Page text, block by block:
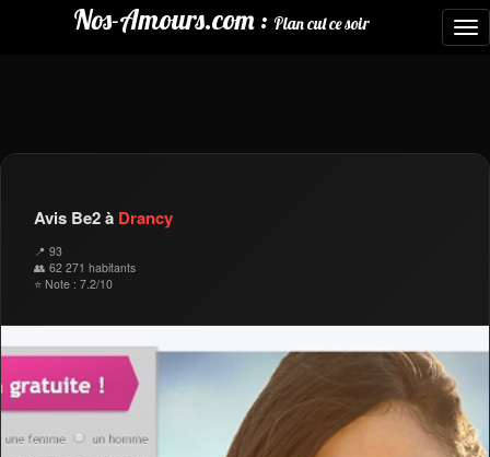
Nos-Amours.com : Plan cul ce soir
Avis Be2 à Drancy
📍 93
👥 62 271 habitants
⭐ Note : 7.2/10